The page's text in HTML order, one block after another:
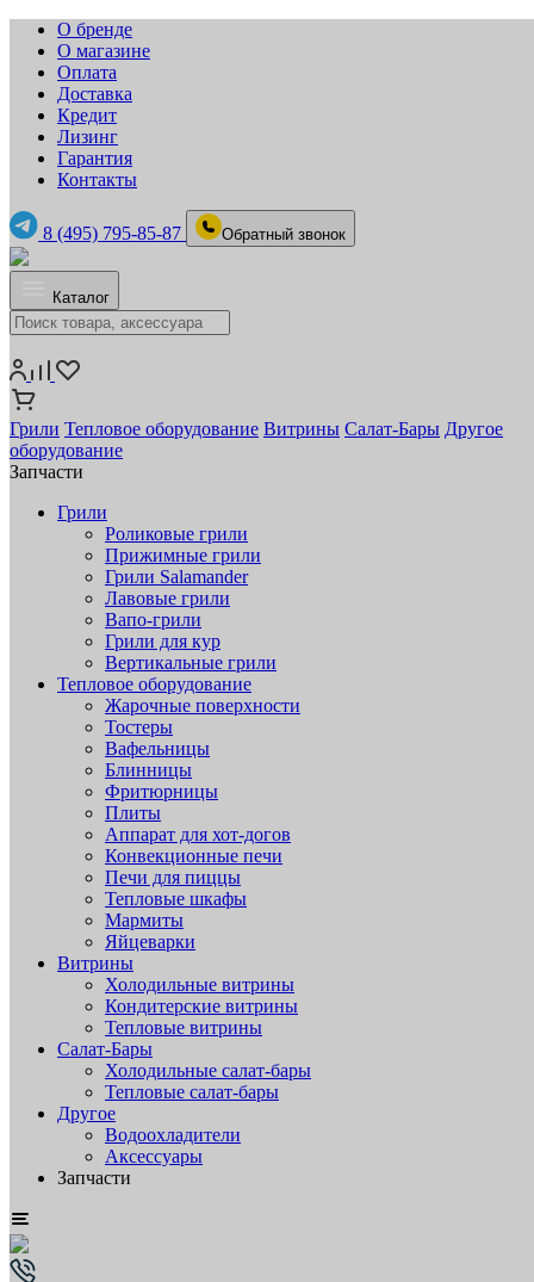
О бренде
О магазине
Оплата
Доставка
Кредит
Лизинг
Гарантия
Контакты
8 (495) 795-85-87 Обратный звонок
Каталог
Грили Тепловое оборудование Витрины Салат-Бары Другое
оборудование
Запчасти
Грили
Роликовые грили
Прижимные грили
Грили Salamander
Лавовые грили
Вапо-грили
Грили для кур
Вертикальные грили
Тепловое оборудование
Жарочные поверхности
Тостеры
Вафельницы
Блинницы
Фритюрницы
Плиты
Аппарат для хот-догов
Конвекционные печи
Печи для пиццы
Тепловые шкафы
Мармиты
Яйцеварки
Витрины
Холодильные витрины
Кондитерские витрины
Тепловые витрины
Салат-Бары
Холодильные салат-бары
Тепловые салат-бары
Другое
Водоохладители
Аксессуары
Запчасти